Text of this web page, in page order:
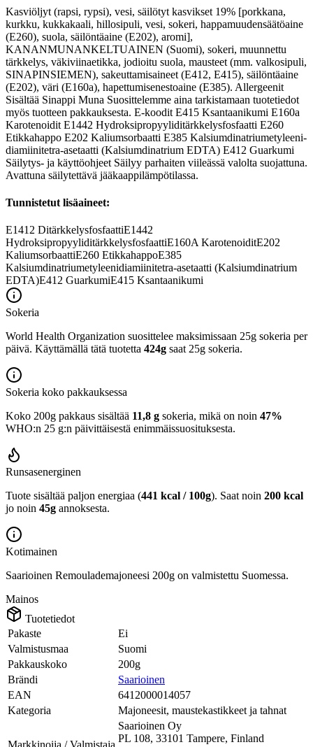
Kasviöljyt (rapsi, rypsi), vesi, säilötyt kasvikset 19% [porkkana,
kurkku, kukkakaali, hillosipuli, vesi, sokeri, happamuudensäätöaine
(E260), suola, säilöntäaine (E202), aromi],
KANANMUNANKELTUAINEN (Suomi), sokeri, muunnettu
tärkkelys, väkiviinaetikka, jodioitu suola, mausteet (mm. valkosipuli,
SINAPINSIEMEN), sakeuttamisaineet (E412, E415), säilöntäaine
(E202), väri (E160a), hapettumisenestoaine (E385). Allergeenit
Sisältää Sinappi Muna Suosittelemme aina tarkistamaan tuotetiedot
myös tuotteen pakkauksesta. E-koodit E415 Ksantaanikumi E160a
Karotenoidit E1442 Hydroksipropyyliditärkkelysfosfaatti E260
Etikkahappo E202 Kaliumsorbaatti E385 Kalsiumdinatriumetyleeni-
diamiinitetra-asetaatti (Kalsiumdinatrium EDTA) E412 Guarkumi
Säilytys- ja käyttöohjeet Säilyy parhaiten viileässä valolta suojattuna.
Avattuna säilytettävä jääkaappilämpötilassa.
Tunnistetut lisäaineet:
E1412 DitärkkelysfosfaattiE1442
HydroksipropyyliditärkkelysfosfaattiE160A KarotenoiditE202
KaliumsorbaattiE260 EtikkahappoE385
Kalsiumdinatriumetyleenidiamiinitetra-asetaatti (Kalsiumdinatrium
EDTA)E412 GuarkumiE415 Ksantaanikumi
Sokeria
World Health Organization suosittelee maksimissaan 25g sokeria per
päivä. Käyttämällä tätä tuotetta 424g saat 25g sokeria.
Sokeria koko pakkauksessa
Koko 200g pakkaus sisältää 11,8 g sokeria, mikä on noin 47%
WHO:n 25 g:n päivittäisestä enimmäissuosituksesta.
Runsasenerginen
Tuote sisältää paljon energiaa (441 kcal / 100g). Saat noin 200 kcal
jo noin 45g annoksesta.
Kotimainen
Saarioinen Remoulademajoneesi 200g on valmistettu Suomessa.
Mainos
Tuotetiedot
Pakaste
Ei
Valmistusmaa
Suomi
Pakkauskoko
200g
Brändi
Saarioinen
EAN
6412000014057
Kategoria
Majoneesit, maustekastikkeet ja tahnat
Saarioinen Oy
PL 108, 33101 Tampere, Finland